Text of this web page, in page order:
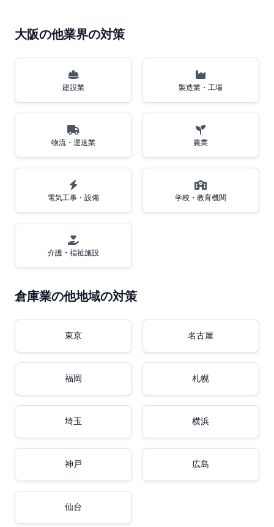
大阪の他業界の対策
建設業 製造業・工場
物流・運送業 農業
電気工事・設備 学校・教育機関
介護・福祉施設
倉庫業の他地域の対策
東京 名古屋
福岡 札幌
埼玉 横浜
神戸 広島
仙台